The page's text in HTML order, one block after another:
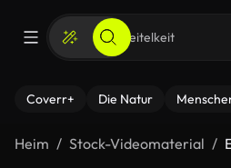
Coverr+ Die Natur
Heim Stock-Videomaterial